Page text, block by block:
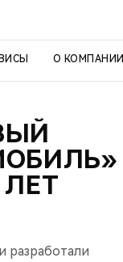
О КОМПАНИИ
ЛЕТ
разработали